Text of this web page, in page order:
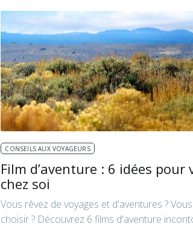
CONSEILS AUX VOYAGEURS
Film d’aventure : 6 idées pour
chez soi
Vous rêvez de voyages et d'aventures ?
choisir ? Découvrez 6 films d'aventure